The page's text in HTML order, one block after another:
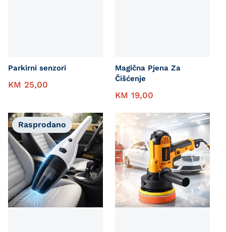
Parkirni senzori
KM 25,00
Magična Pjena Za
Čišćenje
KM 19,00
Rasprodano